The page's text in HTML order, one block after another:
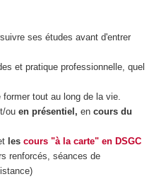
ses études avant d'entrer
et pratique professionnelle, quel
former tout au long de la vie.
ou en présentiel, en cours du
les cours "à la carte" en DSGC
renforcés, séances de